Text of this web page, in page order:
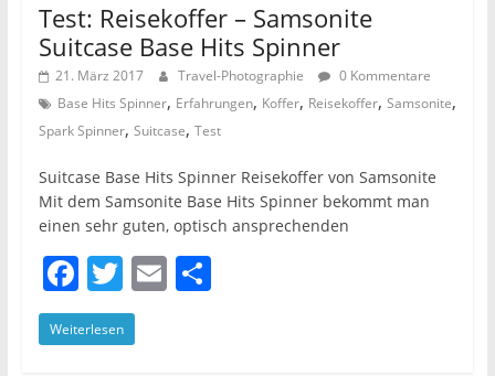
Test: Reisekoffer – Samsonite
Suitcase Base Hits Spinner
21. März 2017 Travel-Photographie
0 Kommentare
Base Hits Spinner, Erfahrungen, Koffer, Reisekoffer, Samsonite,
Spark Spinner, Suitcase, Test
Suitcase Base Hits Spinner Reisekoffer von Samsonite
Mit dem Samsonite Base Hits Spinner bekommt man
einen sehr guten, optisch ansprechenden
F
a
c
T
w
itt
E T
Weiterlesen